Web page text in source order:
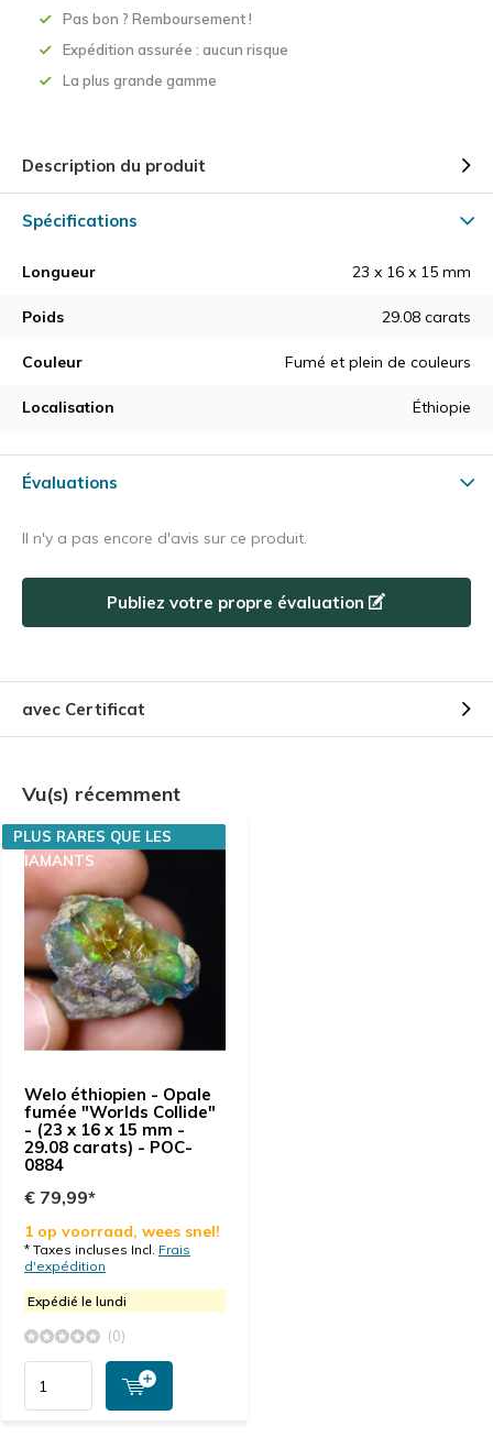
Pas bon ? Remboursement !
Expédition assurée : aucun risque
La plus grande gamme
Description du produit
Spécifications
Longueur 23 x 16 x 15 mm
Poids 29.08 carats
Couleur Fumé et plein de couleurs
Localisation Éthiopie
Évaluations
Il n'y a pas encore d'avis sur ce produit.
Publiez votre propre évaluation
avec Certificat
Vu(s) récemment
Welo éthiopien - Opale
fumée "Worlds Collide"
- (23 x 16 x 15 mm -
29.08 carats) - POC-
0884
PLUS RARES QUE LES
DIAMANTS
€ 79,99*
1 op voorraad, wees snel!
* Taxes incluses Incl. Frais
d'expédition
Expédié le lundi
(0)